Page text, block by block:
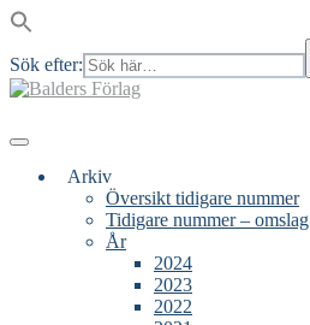
Sök efter:
Skip
Menu
Arkiv
Översikt tidigare nummer
Tidigare nummer – omslag
År
2024
2023
2022